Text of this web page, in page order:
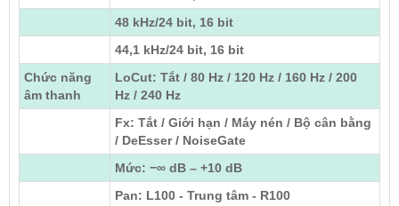
48 kHz/24 bit, 16 bit
44,1 kHz/24 bit, 16 bit
Chức năng
âm thanh
LoCut: Tắt / 80 Hz / 120 Hz / 160 Hz / 200
Hz / 240 Hz
Fx: Tắt / Giới hạn / Máy nén / Bộ cân bằng
/ DeEsser / NoiseGate
Mức: −∞ dB – +10 dB
Pan: L100 - Trung tâm - R100